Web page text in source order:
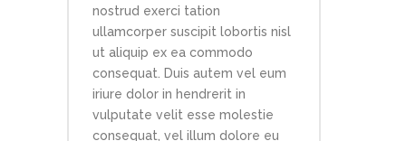
nostrud exerci tation
ullamcorper suscipit lobortis nisl
ut aliquip ex ea commodo
consequat. Duis autem vel eum
iriure dolor in hendrerit in
vulputate velit esse molestie
consequat, vel illum dolore eu